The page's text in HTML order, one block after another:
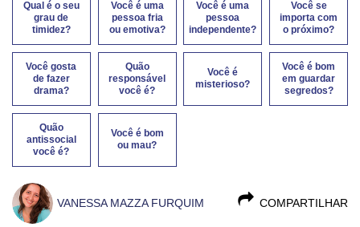
Qual é o seu
grau de
timidez?
Você é uma
pessoa fria
ou emotiva?
Você é uma
pessoa
independente?
Você se
importa com
o próximo?
Você gosta
de fazer
drama?
Quão
responsável
você é?
Você é
misterioso?
Você é bom
em guardar
segredos?
Quão
antissocial
você é?
Você é bom
ou mau?
COMPARTILHAR
VANESSA MAZZA FURQUIM